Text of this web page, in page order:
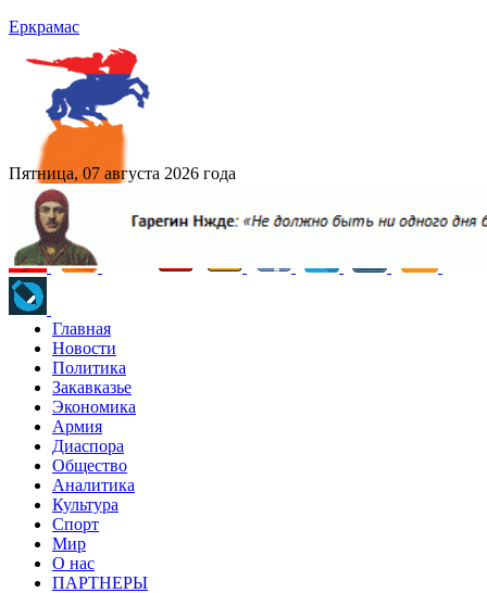
Еркрамас
Пятница, 07 августа 2026 года
Главная
Новости
Политика
Закавказье
Экономика
Армия
Диаспора
Общество
Аналитика
Культура
Спорт
Мир
О нас
ПАРТНЕРЫ